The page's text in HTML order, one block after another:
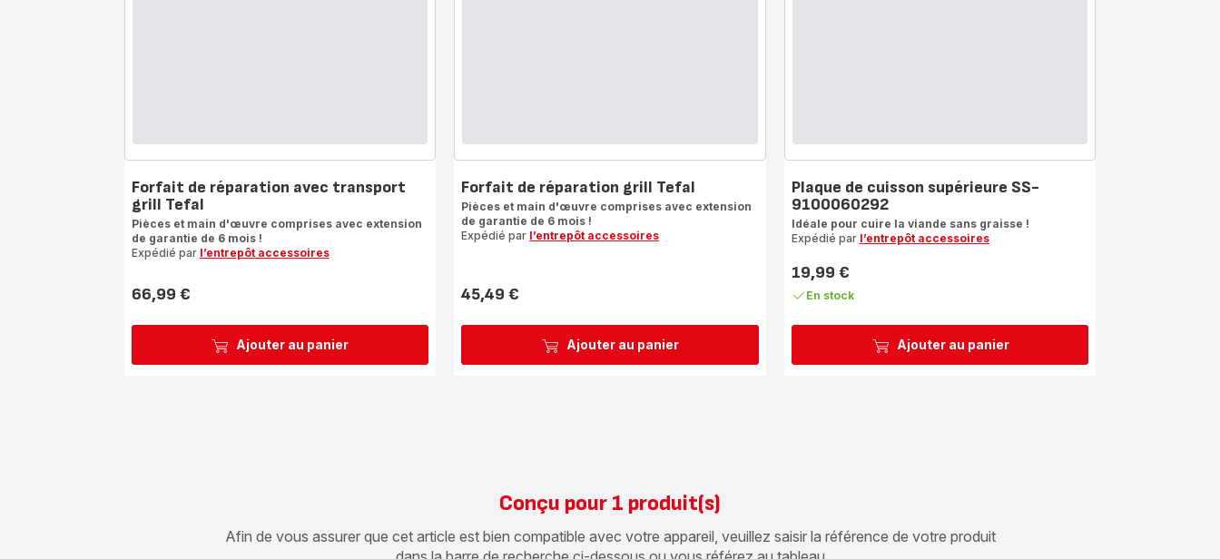
Ajouter au panier
Forfait de réparation avec transport
grill Tefal
Pièces et main d'œuvre comprises avec extension
de garantie de 6 mois !
Expédié par l’entrepôt accessoires
Prix
66,99 €
Ajouter au panier
Forfait de réparation grill Tefal
Pièces et main d'œuvre comprises avec extension
de garantie de 6 mois !
Expédié par l’entrepôt accessoires
Prix
45,49 €
Ajouter au panier
Plaque de cuisson supérieure SS-
9100060292
Idéale pour cuire la viande sans graisse !
Expédié par l’entrepôt accessoires
Prix
19,99 €
En stock
Conçu pour 1 produit(s)
Afin de vous assurer que cet article est bien compatible avec votre appareil, veuillez saisir la référence de votre produit